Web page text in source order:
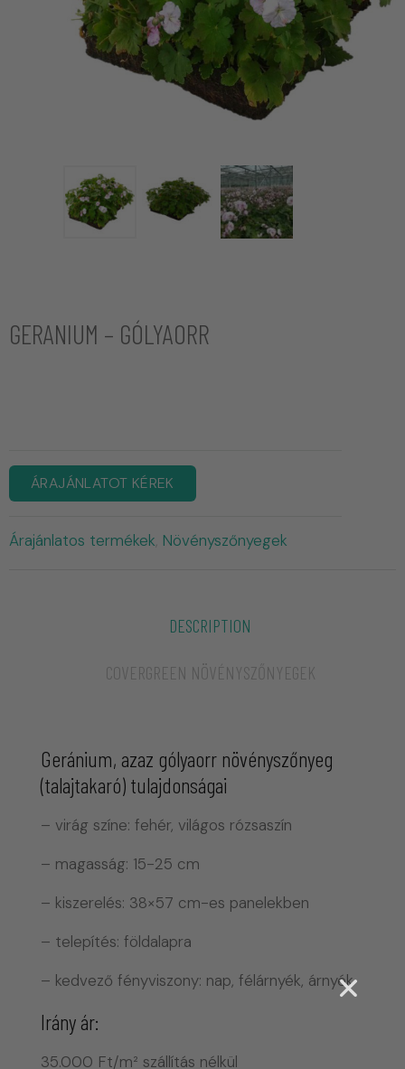
GERANIUM – GÓLYAORR
ÁRAJÁNLATOT KÉREK
Árajánlatos termékek Növényszőnyegek
DESCRIPTION
COVERGREEN NÖVÉNYSZŐNYEGEK
Geránium, azaz gólyaorr növényszőnyeg
(talajtakaró) tulajdonságai
– virág színe: fehér, világos rózsaszín
– magasság: 15-25 cm
– kiszerelés: 38×57 cm-es panelekben
– telepítés: földalapra
– kedvező fényviszony: nap, félárnyék, árnyék
Irány ár:
35.000 Ft/m² szállítás nélkül